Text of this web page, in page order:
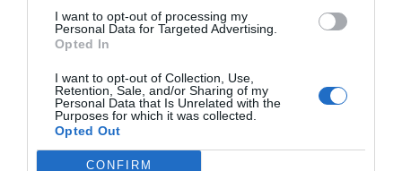
I want to opt-out of processing my
Personal Data for Targeted Advertising.
Opted In
I want to opt-out of Collection, Use,
Retention, Sale, and/or Sharing of my
Personal Data that Is Unrelated with the
Purposes for which it was collected.
Opted Out
CONFIRM